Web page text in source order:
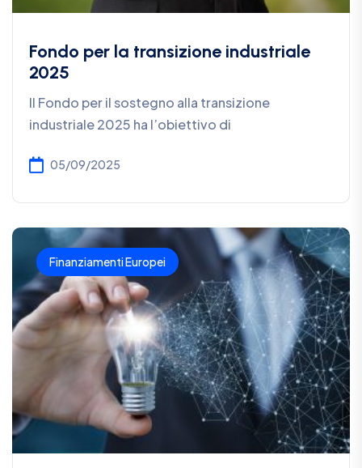
Fondo per la transizione industriale
2025
Il Fondo per il sostegno alla transizione
industriale 2025 ha l’obiettivo di
05/09/2025
Finanziamenti Europei